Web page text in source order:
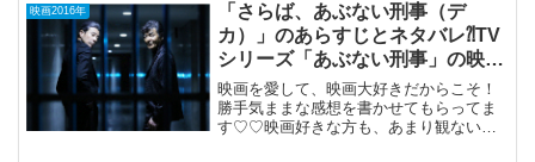
映画2016年
「さらば、あぶない刑事（デ
カ）」のあらすじとネタバレ⁈TV
シリーズ「あぶない刑事」の映画
化。
映画を愛して、映画大好きだからこそ！
勝手気ままな感想を書かせてもらってま
す♡♡映画好きな方も、あまり観ない方